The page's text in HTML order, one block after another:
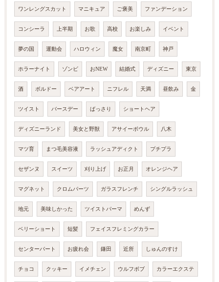
ワンレングスカット マニキュア ご褒美 ファンデーション
コンシーラ 上半期 お歌 高校 お楽しみ イベント
夢の国 運動会 ハロウィン 魔女 南京町 神戸
ホラーナイト ゾンビ おNEW 結婚式 ディズニー 東京
酒 ボルドー ベアアート ニフレル 天満 昼飲み 金
ツイスト バースデー ばっさり ショートヘア
ディズニーランド 美女と野獣 アサイーボウル 八木
マツ育 まつ毛美容液 ラッシュアディクト プチプラ
セザンヌ スイーツ 刈り上げ お正月 オレンジヘア
マグネット クロムパーツ ガラスフレンチ シングルラッシュ
地元 美味しかった ツイストパーマ めんず
ベリーショート 短髪 フェイスフレミングカラー
センターパート お疲れ会 鎌田 近所 しゅんのすけ
チョコ クッキー イメチェン ウルフボブ カラーエクステ